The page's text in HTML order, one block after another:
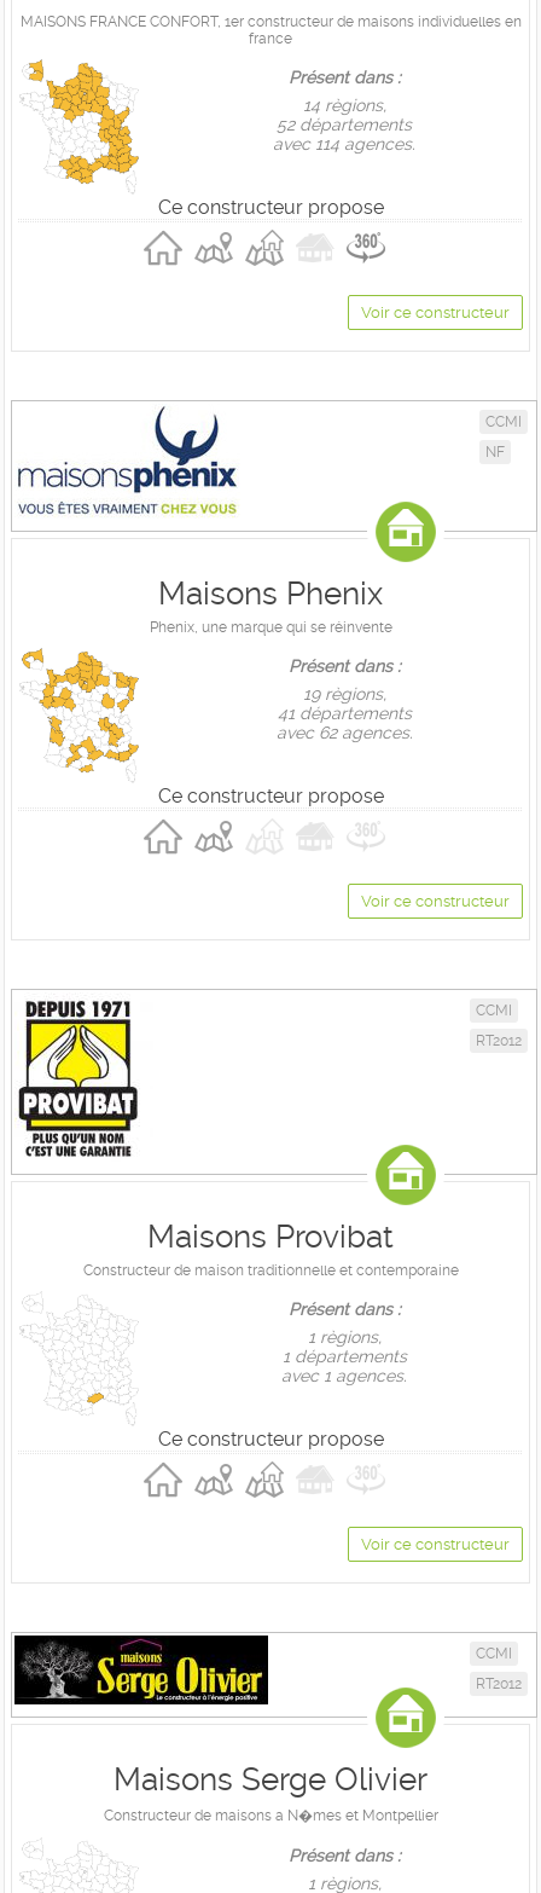
MAISONS FRANCE CONFORT, 1er constructeur de maisons individuelles en
france
Présent dans :
14 règions,
52 départements
avec 114 agences.
Ce constructeur propose
Voir ce constructeur
CCMI
NF
Maisons Phenix
Phenix, une marque qui se réinvente
Présent dans :
19 règions,
41 départements
avec 62 agences.
Ce constructeur propose
Voir ce constructeur
CCMI
RT2012
Maisons Provibat
Constructeur de maison traditionnelle et contemporaine
Présent dans :
1 règions,
1 départements
avec 1 agences.
Ce constructeur propose
Voir ce constructeur
CCMI
RT2012
Maisons Serge Olivier
Constructeur de maisons a N�mes et Montpellier
Présent dans :
1 règions,